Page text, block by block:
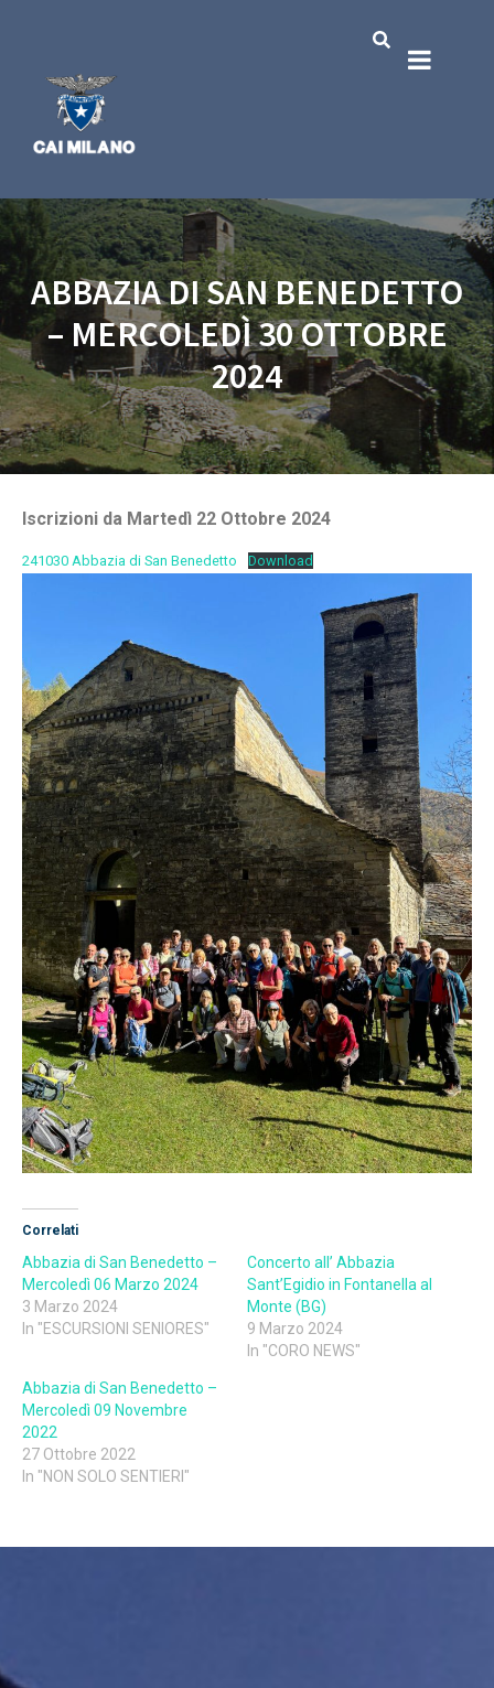
ABBAZIA DI SAN BENEDETTO
– MERCOLEDÌ 30 OTTOBRE
2024
Iscrizioni da Martedì 22 Ottobre 2024
241030 Abbazia di San Benedetto Download
Correlati
Abbazia di San Benedetto –
Mercoledì 06 Marzo 2024
3 Marzo 2024
In "ESCURSIONI SENIORES"
Concerto all’ Abbazia
Sant’Egidio in Fontanella al
Monte (BG)
9 Marzo 2024
In "CORO NEWS"
Abbazia di San Benedetto –
Mercoledì 09 Novembre
2022
27 Ottobre 2022
In "NON SOLO SENTIERI"